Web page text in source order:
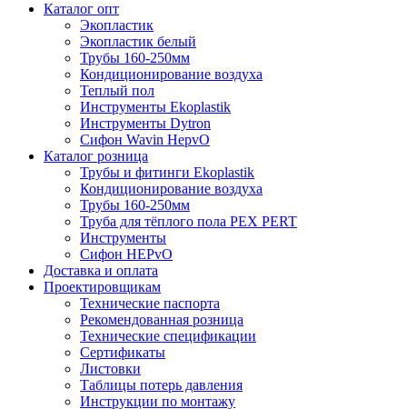
Каталог опт
Экопластик
Экопластик белый
Трубы 160-250мм
Кондиционирование воздуха
Теплый пол
Инструменты Ekoplastik
Инструменты Dytron
Сифон Wavin HepvO
Каталог розница
Трубы и фитинги Ekoplastik
Кондиционирование воздуха
Трубы 160-250мм
Труба для тёплого пола PEX PERT
Инструменты
Сифон HEPvO
Доставка и оплата
Проектировщикам
Технические паспорта
Рекомендованная розница
Технические спецификации
Сертификаты
Листовки
Таблицы потерь давления
Инструкции по монтажу